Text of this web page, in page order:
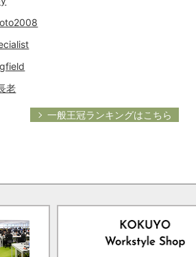
老
一般王冠ランキングはこちら